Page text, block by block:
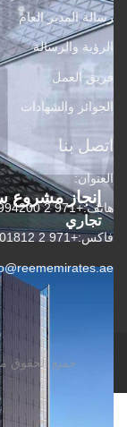
إنجاز
تجاري
رسالة المدير العام
الرؤية والرسالة
فريق العمل
الجوائز والشهادات
اتصل بنا
العنوان:
هاتف:+971 2 5994200
فاكس:+971 2 5501812
جميع الحقوق